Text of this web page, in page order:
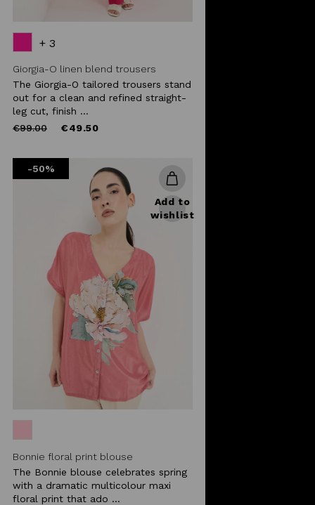
+ 3
Giorgia-O linen blend trousers
The Giorgia-O tailored trousers stand
out for a clean and refined straight-
leg cut, finish ...
Price
€99.00to €49.50
-50%
Add to
wishlist
Bonnie floral print blouse
The Bonnie blouse celebrates spring
with a dramatic multicolour maxi
floral print that ado ...